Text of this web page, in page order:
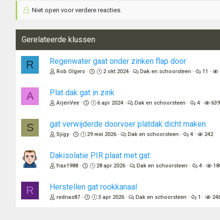
Niet open voor verdere reacties.
Gerelateerde klussen
R Regenwater gaat onder zinken flap door
Rob Olgers 2 okt 2024 Dak en schoorsteen 11
A Plat dak gat in zink
ArjenVee 6 apr 2024 Dak en schoorsteen 4 639
S gat verwijderde doorvoer platdak dicht maken
Sjigy 29 mei 2026 Dak en schoorsteen 4 242
Dakisolatie PIR plaat met gat
frax1988 28 apr 2026 Dak en schoorsteen 4
R Herstellen gat rookkanaal
rednas87 3 apr 2026 Dak en schoorsteen 1